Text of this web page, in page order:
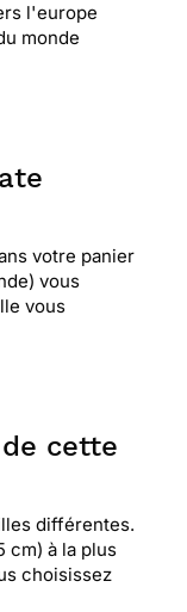
l'europe
monde
votre panier
vous
vous
cette
différentes.
cm) à la plus
choisissez